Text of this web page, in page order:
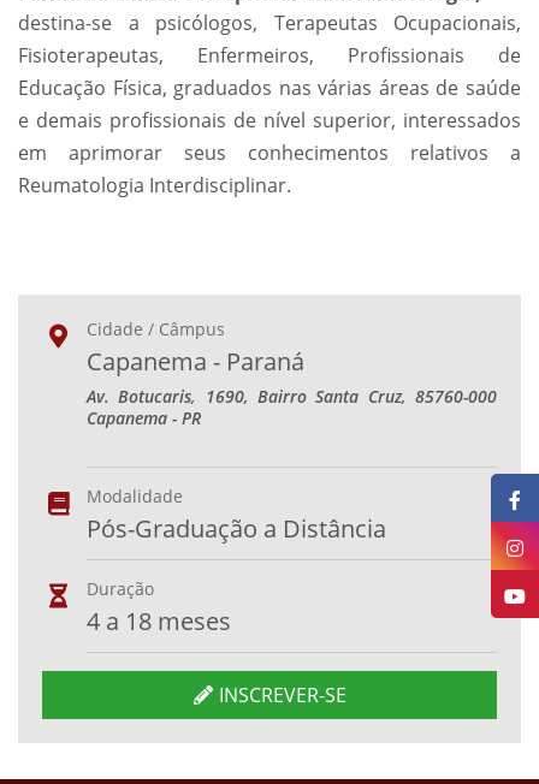
destina-se a psicólogos, Terapeutas Ocupacionais,
Fisioterapeutas, Enfermeiros, Profissionais de
Educação Física, graduados nas várias áreas de saúde
e demais profissionais de nível superior, interessados
em aprimorar seus conhecimentos relativos a
Reumatologia Interdisciplinar.
Cidade / Câmpus
Capanema - Paraná
Av. Botucaris, 1690, Bairro Santa Cruz, 85760-000
Capanema - PR
Modalidade
Pós-Graduação a Distância
Duração
4 a 18 meses
INSCREVER-SE